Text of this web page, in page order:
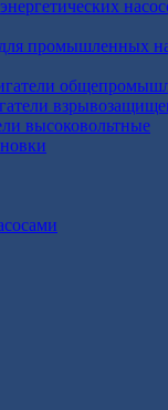
промышленных
высоковольтные